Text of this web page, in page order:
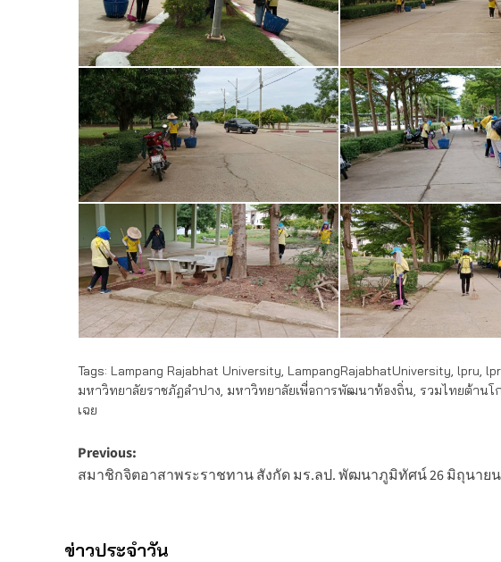
Tags: Lampang Rajabhat University, LampangRajabhatUniversity, lpru,
มหาวิทยาลัยราชภัฏลำปาง, มหาวิทยาลัยเพื่อการพัฒนาท้องถิ่น, รวมไทยต้านโ
เฉย
Post
navigation
Previous:
สมาชิกจิตอาสาพระราชทาน สังกัด มร.ลป. พัฒนาภูมิทัศน์ 26 มิถุนายน
ข่าวประจำวัน